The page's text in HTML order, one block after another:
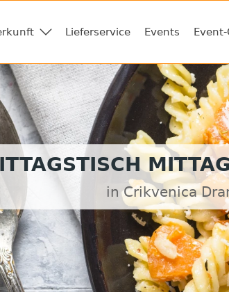
Lieferservice Events
in Crikvenica